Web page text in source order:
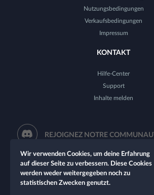
Nutzungsbedingungen
Verkaufsbedingungen
Impressum
KONTAKT
Hilfe-Center
Support
Inhalte melden
REJOIGNEZ NOTRE
Wir verwenden Cookies, um deine Erfahrung
auf dieser Seite zu verbessern. Diese Cookies
werden weder weitergegeben noch zu
statistischen Zwecken genutzt.